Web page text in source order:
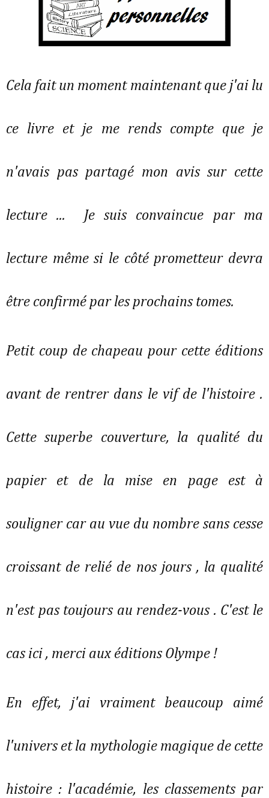
Cela fait un moment maintenant que j'ai lu
ce livre et je me rends compte que je
n'avais pas partagé mon avis sur cette
lecture ... Je suis convaincue par ma
lecture même si le côté prometteur devra
être confirmé par les prochains tomes.
Petit coup de chapeau pour cette éditions
avant de rentrer dans le vif de l'histoire .
Cette superbe couverture, la qualité du
papier et de la mise en page est à
souligner car au vue du nombre sans cesse
croissant de relié de nos jours , la qualité
n'est pas toujours au rendez-vous . C'est le
cas ici , merci aux éditions Olympe !
En effet, j'ai vraiment beaucoup aimé
l'univers et la mythologie magique de cette
histoire : l'académie, les classements par